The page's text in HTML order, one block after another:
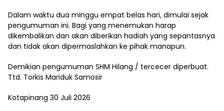
Dalam waktu dua minggu empat belas hari, dimulai sejak
pengumuman ini. Bagi yang menemukan harap
dikembalikan dan akan diberikan hadiah yang sepantasnya
dan tidak akan dipermaslahkan ke pihak manapun.
Demikian pengumuman SHM Hilang / tercecer diperbuat.
Ttd. Torkis Mariduk Samosir
Kotapinang 30 Juli 2026